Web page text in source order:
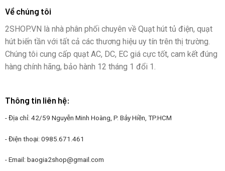
Về chúng tôi
2SHOP.VN là nhà phân phối chuyên về Quạt hút tủ điện, quạt
hút biến tần với tất cả các thương hiệu uy tín trên thị trường.
Chúng tôi cung cấp quạt AC, DC, EC giá cực tốt, cam kết đúng
hàng chính hãng, bảo hành 12 tháng 1 đổi 1.
Thông tin liên hệ:
- Địa chỉ: 42/59 Nguyễn Minh Hoàng, P. Bảy Hiền, TP.HCM
- Điện thoại: 0985.671.461
- Email: baogia2shop@gmail.com